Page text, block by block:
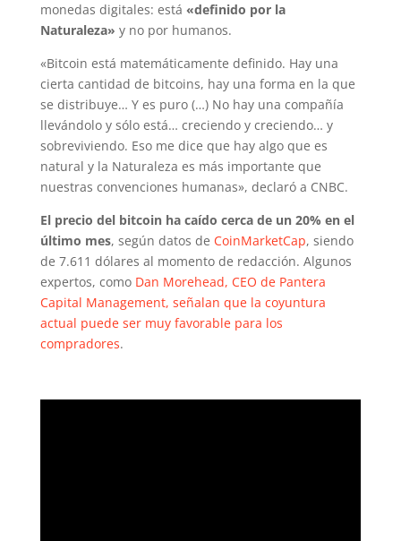
monedas digitales: está «definido por la
Naturaleza» y no por humanos.
«Bitcoin está matemáticamente definido. Hay una
cierta cantidad de bitcoins, hay una forma en la que
se distribuye… Y es puro (…) No hay una compañía
llevándolo y sólo está… creciendo y creciendo… y
sobreviviendo. Eso me dice que hay algo que es
natural y la Naturaleza es más importante que
nuestras convenciones humanas», declaró a CNBC.
El precio del bitcoin ha caído cerca de un 20% en el
último mes, según datos de CoinMarketCap, siendo
de 7.611 dólares al momento de redacción. Algunos
expertos, como Dan Morehead, CEO de Pantera
Capital Management, señalan que la coyuntura
actual puede ser muy favorable para los
compradores.